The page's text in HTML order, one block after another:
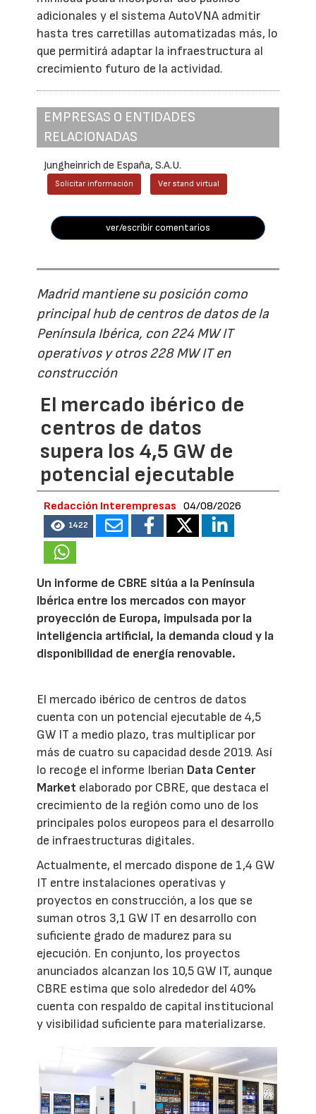
adicionales y el sistema AutoVNA admitir
hasta tres carretillas automatizadas más, lo
que permitirá adaptar la infraestructura al
crecimiento futuro de la actividad.
EMPRESAS O ENTIDADES
RELACIONADAS
Jungheinrich de España, S.A.U.
Solicitar información Ver stand virtual
ver/escribir comentarios
Madrid mantiene su posición como
principal hub de centros de datos de la
Península Ibérica, con 224 MW IT
operativos y otros 228 MW IT en
construcción
El mercado ibérico de
centros de datos
supera los 4,5 GW de
potencial ejecutable
Redacción Interempresas 04/08/2026
1422
Un informe de CBRE sitúa a la Península
Ibérica entre los mercados con mayor
proyección de Europa, impulsada por la
inteligencia artificial, la demanda cloud y la
disponibilidad de energía renovable.
El mercado ibérico de centros de datos
cuenta con un potencial ejecutable de 4,5
GW IT a medio plazo, tras multiplicar por
más de cuatro su capacidad desde 2019. Así
lo recoge el informe Iberian Data Center
Market elaborado por CBRE, que destaca el
crecimiento de la región como uno de los
principales polos europeos para el desarrollo
de infraestructuras digitales.
Actualmente, el mercado dispone de 1,4 GW
IT entre instalaciones operativas y
proyectos en construcción, a los que se
suman otros 3,1 GW IT en desarrollo con
suficiente grado de madurez para su
ejecución. En conjunto, los proyectos
anunciados alcanzan los 10,5 GW IT, aunque
CBRE estima que solo alrededor del 40%
cuenta con respaldo de capital institucional
y visibilidad suficiente para materializarse.